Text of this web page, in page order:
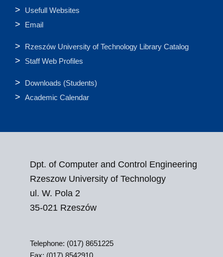
Usefull Websites
Email
Rzeszów University of Technology Library Catalog
Staff Web Profiles
Downloads (Students)
Academic Calendar
Dpt. of Computer and Control Engineering
Rzeszow University of Technology
ul. W. Pola 2
35-021 Rzeszów
Telephone: (017) 8651225